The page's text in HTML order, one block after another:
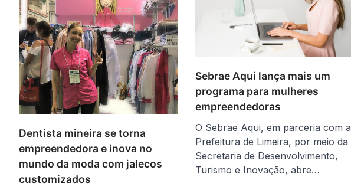
Dentista mineira se torna
empreendedora e inova no
mundo da moda com jalecos
customizados
Sebrae Aqui lança mais um
programa para mulheres
empreendedoras
O Sebrae Aqui, em parceria com a
Prefeitura de Limeira, por meio da
Secretaria de Desenvolvimento,
Turismo e Inovação, abre…